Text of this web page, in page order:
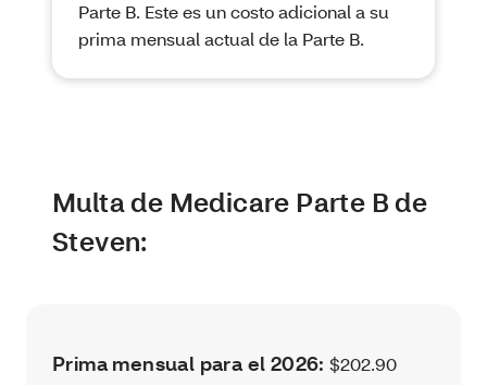
Parte B. Este es un costo adicional a su
prima mensual actual de la Parte B.
Multa de Medicare Parte B de
Steven:
Prima mensual para el 2026: $202.90